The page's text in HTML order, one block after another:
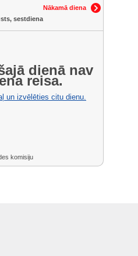
Nākamā diena
sestdiena
dienā nav
reisa.
un izvēlēties citu dienu.
komisiju